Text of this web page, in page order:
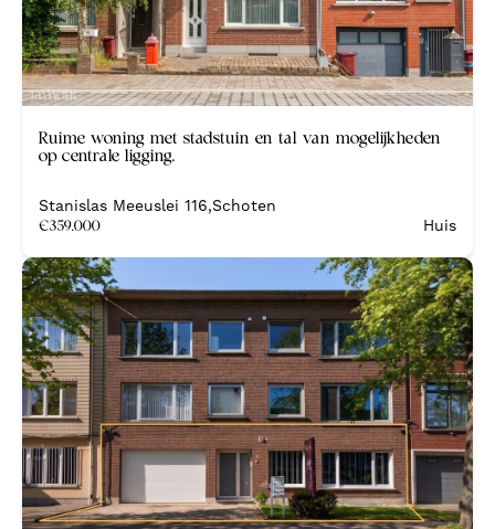
Ruime woning met stadstuin en tal van mogelijkheden
op centrale ligging.
Stanislas Meeuslei 116,Schoten
€359.000 Huis